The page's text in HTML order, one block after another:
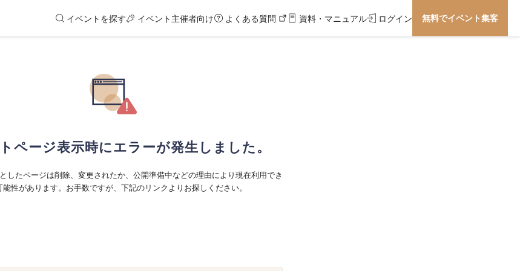
イベントを探す イベント主催者向け よくある質問 資料・マニュアル ログイン 無料でイベント集客
ページ表示時にエラーが発生しました。
したページは削除、変更されたか、公開準備中などの理由により現在利用でき
能性があります。お手数ですが、下記のリンクよりお探しください。